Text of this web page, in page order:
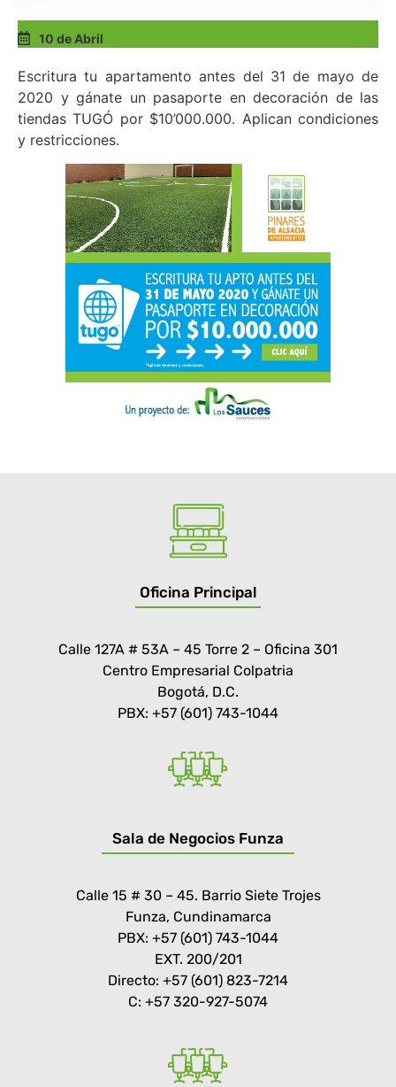
10 de Abril
Escritura tu apartamento antes del 31 de mayo de
2020 y gánate un pasaporte en decoración de las
tiendas TUGÓ por $10’000.000. Aplican condiciones
y restricciones.
Oficina Principal
Calle 127A # 53A – 45 Torre 2 – Oficina 301
Centro Empresarial Colpatria
Bogotá, D.C.
PBX: +57 (601) 743-1044
Sala de Negocios Funza
Calle 15 # 30 – 45. Barrio Siete Trojes
Funza, Cundinamarca
PBX: +57 (601) 743-1044
EXT. 200/201
Directo: +57 (601) 823-7214
C: +57 320-927-5074